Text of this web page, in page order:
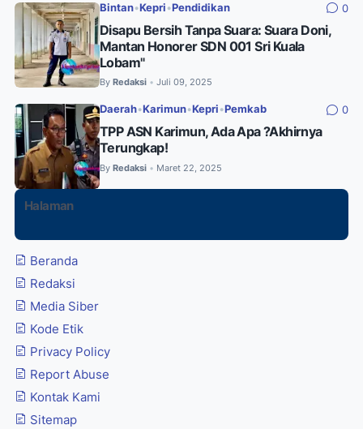
Bintan•Kepri •Pendidikan 0
Disapu Bersih Tanpa Suara: Suara Doni,
Mantan Honorer SDN 001 Sri Kuala
Lobam"
By Redaksi • Juli 09, 2025
Daerah•Karimun•Kepri •Pemkab 0
TPP ASN Karimun, Ada Apa ?Akhirnya
Terungkap!
By Redaksi • Maret 22, 2025
Halaman
Beranda
Redaksi
Media Siber
Kode Etik
Privacy Policy
Report Abuse
Kontak Kami
Sitemap